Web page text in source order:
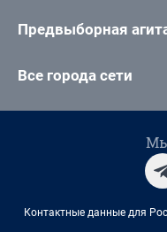
Предвыборная
Все города сети
Мы
Контактные данные для